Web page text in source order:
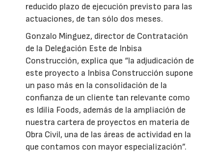
reducido plazo de ejecución previsto para las
actuaciones, de tan sólo dos meses.
Gonzalo Mínguez, director de Contratación
de la Delegación Este de Inbisa
Construcción, explica que “la adjudicación de
este proyecto a Inbisa Construcción supone
un paso más en la consolidación de la
confianza de un cliente tan relevante como
es Idilia Foods, además de la ampliación de
nuestra cartera de proyectos en materia de
Obra Civil, una de las áreas de actividad en la
que contamos con mayor especialización”.